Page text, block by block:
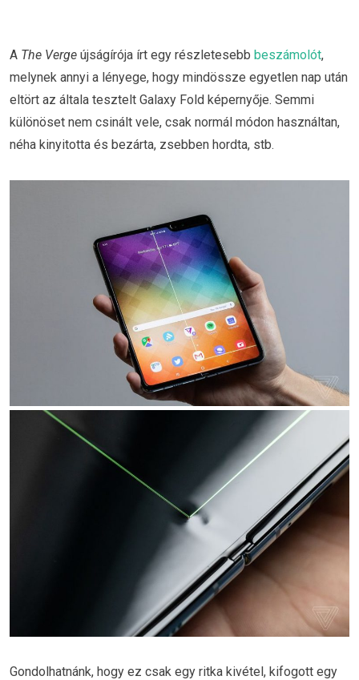
A The Verge újságírója írt egy részletesebb beszámolót,
melynek annyi a lényege, hogy mindössze egyetlen nap után
eltört az általa tesztelt Galaxy Fold képernyője. Semmi
különöset nem csinált vele, csak normál módon használtan,
néha kinyitotta és bezárta, zsebben hordta, stb.
Gondolhatnánk, hogy ez csak egy ritka kivétel, kifogott egy